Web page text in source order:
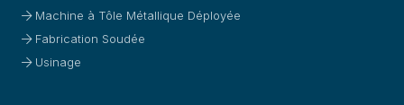
Machine à Tôle Métallique Déployée
Fabrication Soudée
Usinage